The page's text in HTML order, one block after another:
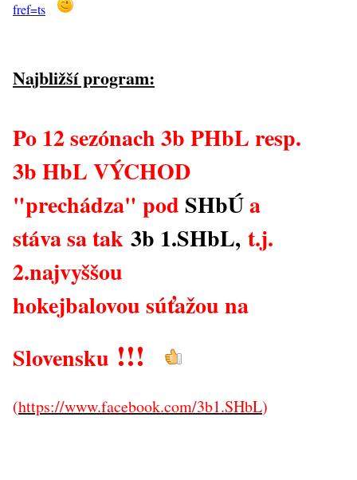
fref=ts
Najbližší program:
Po 12 sezónach 3b PHbLresp.
3b HbL VÝCHOD
"prechádza" pod SHbÚa
stáva sa tak 3b 1.SHbL, t.j.
2.najvyššou
hokejbalovou súťažou na
Slovensku !!!
(https://www.facebook.com/3b1.SHbL)